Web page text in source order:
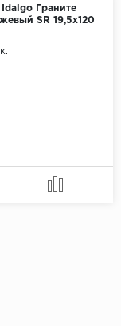
Граните
SR 19,5x120